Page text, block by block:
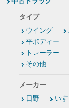
タイプ
ウイング
平ボディー
トレーラー
その他
メーカー
日野
いす